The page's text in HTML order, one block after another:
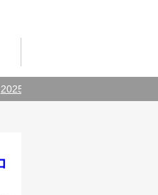
8/22 LLMOとは？対策方法やSEO